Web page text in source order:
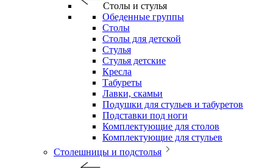
Столы и стулья
Обеденные группы
Столы
Столы для детской
Стулья
Стулья детские
Кресла
Табуреты
Лавки, скамьи
Подушки для стульев и табуретов
Подставки под ноги
Комплектующие для столов
Комплектующие для стульев
Столешницы и подстолья